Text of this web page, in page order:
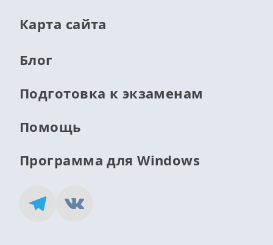
Карта сайта
Блог
Подготовка к экзаменам
Помощь
Программа для Windows